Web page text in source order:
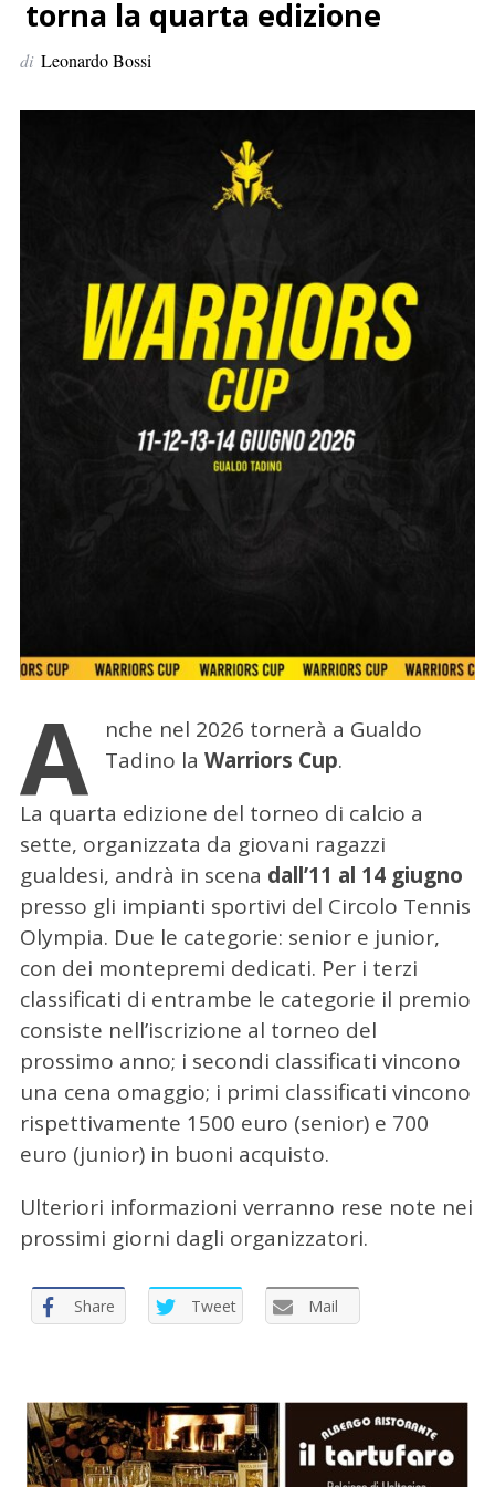
e
r
torna la quarta edizione
di Leonardo Bossi
A
nche nel 2026 tornerà a Gualdo
Tadino la Warriors Cup.
La quarta edizione del torneo di calcio a
sette, organizzata da giovani ragazzi
gualdesi, andrà in scena dall’11 al 14 giugno
presso gli impianti sportivi del Circolo Tennis
Olympia. Due le categorie: senior e junior,
con dei montepremi dedicati. Per i terzi
classificati di entrambe le categorie il premio
consiste nell’iscrizione al torneo del
prossimo anno; i secondi classificati vincono
una cena omaggio; i primi classificati vincono
rispettivamente 1500 euro (senior) e 700
euro (junior) in buoni acquisto.
Ulteriori informazioni verranno rese note nei
prossimi giorni dagli organizzatori.
Share Tweet Mail
C
e